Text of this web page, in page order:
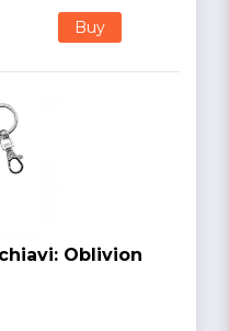
Buy
Oblivion